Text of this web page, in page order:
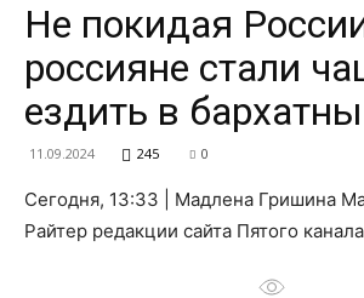
и
о
Не покидая
россияне стали
ездить в
11.09.2024 245 0
Сегодня, 13:33 | Мадлена Гришина
Райтер редакции сайта Пятого